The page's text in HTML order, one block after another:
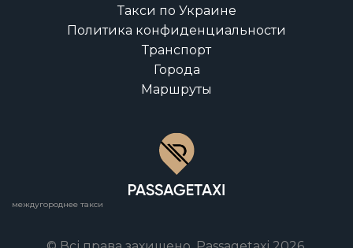
междугороднее такси
Такси по Украине
Политика конфиденциальности
Транспорт
Города
Маршруты